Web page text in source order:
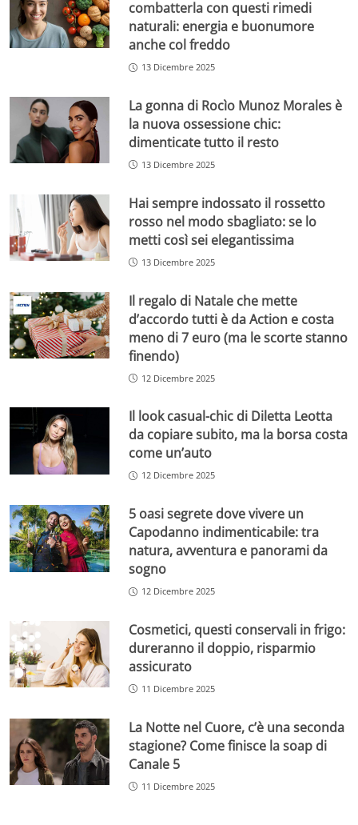
combatterla con questi rimedi
naturali: energia e buonumore
anche col freddo
13 Dicembre 2025
La gonna di Rocìo Munoz Morales è
la nuova ossessione chic:
dimenticate tutto il resto
13 Dicembre 2025
Hai sempre indossato il rossetto
rosso nel modo sbagliato: se lo
metti così sei elegantissima
13 Dicembre 2025
Il regalo di Natale che mette
d’accordo tutti è da Action e costa
meno di 7 euro (ma le scorte stanno
finendo)
12 Dicembre 2025
Il look casual-chic di Diletta Leotta
da copiare subito, ma la borsa costa
come un’auto
12 Dicembre 2025
5 oasi segrete dove vivere un
Capodanno indimenticabile: tra
natura, avventura e panorami da
sogno
12 Dicembre 2025
Cosmetici, questi conservali in frigo:
dureranno il doppio, risparmio
assicurato
11 Dicembre 2025
La Notte nel Cuore, c’è una seconda
stagione? Come finisce la soap di
Canale 5
11 Dicembre 2025